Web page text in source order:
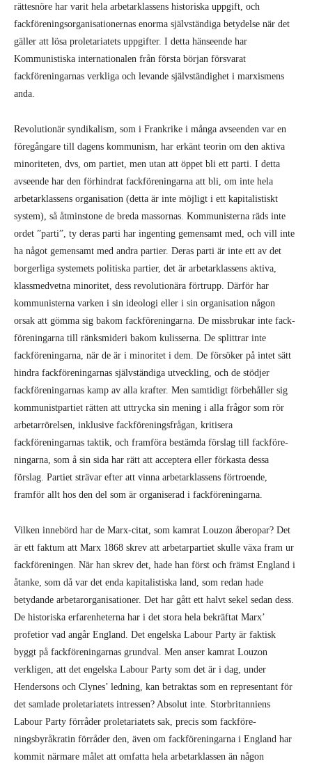
rättesnöre har varit hela arbetarklassens historiska uppgift, och
fackföreningsorganisa­tioner­nas enorma självständiga betydelse när det
gäller att lösa proleta­riatets uppgifter. I detta hän­seende har
Kommunistiska internationalen från första början försvarat
fackföreningarnas verkliga och levande självständighet i marxismens
anda.
Revolutionär syndikalism, som i Frankrike i många avseenden var en
föregångare till dagens kommunism, har erkänt teorin om den aktiva
minoriteten, dvs, om partiet, men utan att öppet bli ett parti. I detta
avseende har den förhindrat fackföreningarna att bli, om inte hela
arbetar­klassens organisation (detta är inte möjligt i ett kapitalistiskt
system), så åtminstone de breda massornas. Kommunisterna räds inte
ordet ”parti”, ty deras parti har ingenting gemen­­samt med, och vill inte
ha något gemensamt med andra partier. Deras parti är inte ett av det
bor­gerliga systemets politiska partier, det är arbetarklassens aktiva,
klassmedvetna minoritet, dess revolutionära förtrupp. Därför har
kommunisterna varken i sin ideologi eller i sin orga­ni­sa­­tion någon
orsak att gömma sig bakom fackföreningarna. De missbrukar inte fack­
fö­re­ning­ar­na till ränksmideri bakom kulisserna. De splittrar inte
fackföreningarna, när de är i mi­noritet i dem. De försöker på intet sätt
hindra fackföreningarnas självständiga utveck­ling, och de stöd­jer
fackföreningarnas kamp av alla krafter. Men samtidigt förbehåller sig
kommu­nist­par­tiet rätten att uttrycka sin mening i alla frågor som rör
arbetarrörelsen, inklusive fack­fö­re­nings­frågan, kritisera
fackföreningarnas taktik, och framföra bestämda förslag till fack­fö­re­
ning­arna, som å sin sida har rätt att acceptera eller förkasta dessa
förslag. Partiet strä­var efter att vinna arbetar­klassens förtroende,
framför allt hos den del som är organiserad i fackföreningarna.
Vilken innebörd har de Marx-citat, som kamrat Louzon åberopar? Det
är ett faktum att Marx 1868 skrev att arbetarpartiet skulle växa fram ur
fackföreningen. När han skrev det, hade han först och främst England i
åtanke, som då var det enda kapitalistiska land, som redan hade
betydande arbetarorganisationer. Det har gått ett halvt sekel sedan dess.
De historiska erfaren­heterna har i det stora hela bekräftat Marx’
profetior vad angår England. Det engelska Labour Party är faktisk
byggt på fackföreningarnas grundval. Men anser kamrat Louzon
verkligen, att det engelska Labour Party som det är i dag, under
Hendersons och Clynes’ ledning, kan be­trak­tas som en representant för
det samlade proletariatets intressen? Absolut inte. Stor­bri­tanniens
Labour Party förråder proletariatets sak, precis som fack­före­
ningsbyråkratin förråder den, även om fackföreningarna i England har
kommit närmare målet att omfatta hela arbetar­klassen än någon